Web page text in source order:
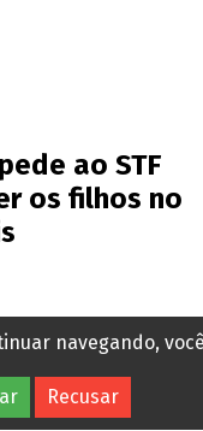
ao STF
os filhos no
navegando,
Recusar